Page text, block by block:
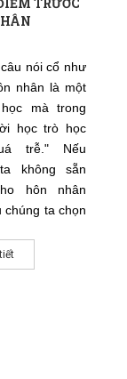
nói cổ như
nhân là một
mà trong
học trò học
trễ." Nếu
không sẵn
hôn nhân
chúng ta chọn
này có thể
thật. Tuy